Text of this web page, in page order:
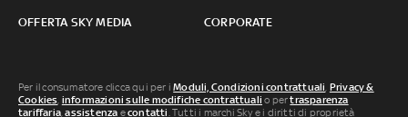
OFFERTA SKY MEDIA CORPORATE
Per il consumatore clicca qui per iModuli, Condizioni contrattuali Privacy &
Cookies informazioni sulle modifiche contrattuali o pertrasparenza
tariffaria ,assistenza econtatti . Tutti i marchi Sky e i diritti di proprietà